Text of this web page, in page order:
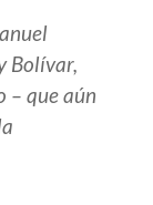
Bolívar,
– que aún